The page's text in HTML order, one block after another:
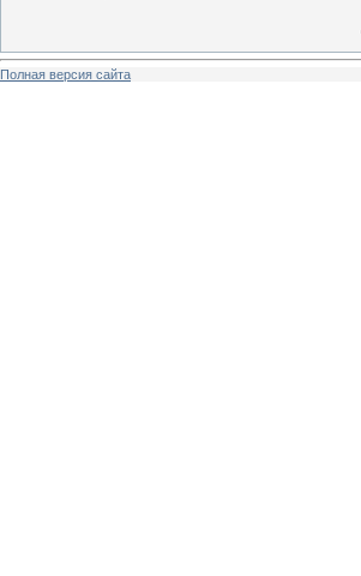
Полная версия сайта